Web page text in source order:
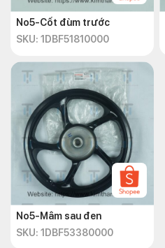
No5-Cốt đùm trước
SKU: 1DBF51810000
No5-Mâm sau đen
SKU: 1DBF53380000